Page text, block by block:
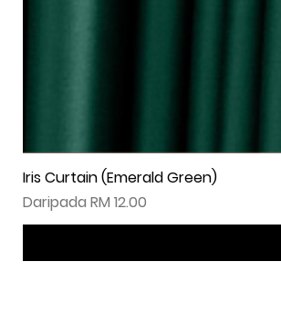
Iris Curtain (Emerald Green)
Daripada RM 12.00
Harga Jualan